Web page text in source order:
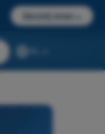
Zacznij teraz